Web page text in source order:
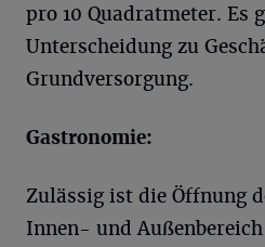
pro 10 Quadratmeter. Es
Unterscheidung zu
Grundversorgung.
Gastronomie:
Zulässig ist die Öffnung
Innen- und